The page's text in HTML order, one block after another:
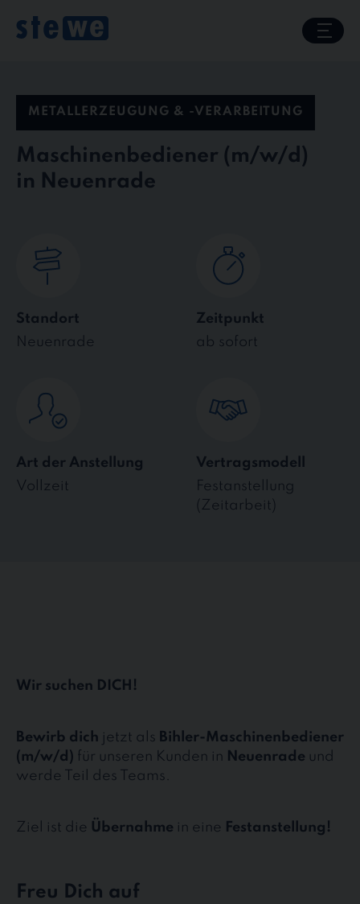
content
METALLERZEUGUNG & -VERARBEITUNG
Maschinenbediener
in Neuenrade
Standort
Neuenrade
Zeitpunkt
ab sofort
Art der Anstellung
Vollzeit
Vertragsmodell
Festanstellung
(Zeitarbeit)
Wir suchen DICH!
Bewirb dich jetzt als Bihler-Maschinenbediener
(m/w/d) für unseren Kunden in Neuenrade und
werde Teil des Teams.
Ziel ist die Übernahme in eine Festanstellung!
Freu Dich auf